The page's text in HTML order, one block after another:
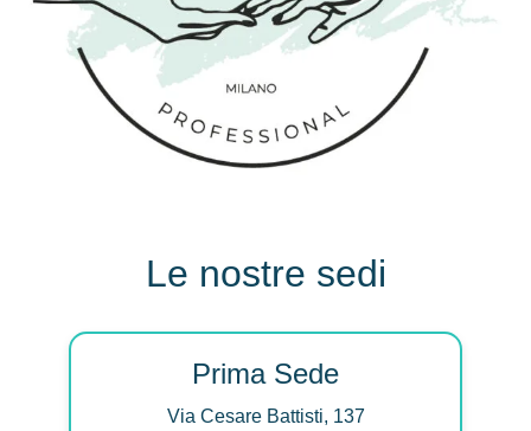
Le nostre sedi
Prima Sede
Via Cesare Battisti, 137